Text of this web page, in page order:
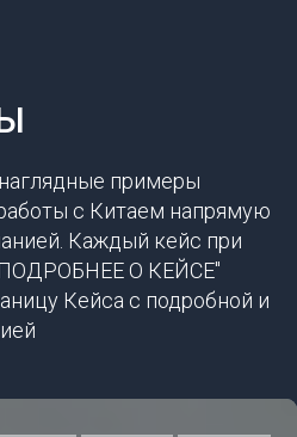
примеры
с Китаем напрямую
Каждый кейс при
О КЕЙСЕ"
Кейса с подробной и